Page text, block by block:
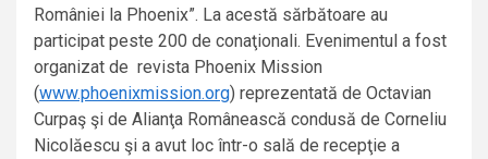
României la Phoenix”. La acestă sărbătoare au
participat peste 200 de conaţionali. Evenimentul a fost
organizat de revista Phoenix Mission
(www.phoenixmission.org) reprezentată de Octavian
Curpaş şi de Alianţa Românească condusă de Corneliu
Nicolăescu şi a avut loc într-o sală de recepţie a